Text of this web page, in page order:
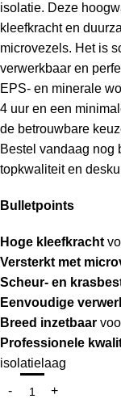
isolatie. Deze
kleefkracht en
microvezels. Het is
verwerkbaar en
EPS- en minerale
4 uur en een
de betrouwbare
Bestel vandaag nog
topkwaliteit en
Bulletpoints
Hoge kleefkracht
Versterkt met
Scheur- en
Eenvoudige
Breed inzetbaar
Professionele
isolatielaag